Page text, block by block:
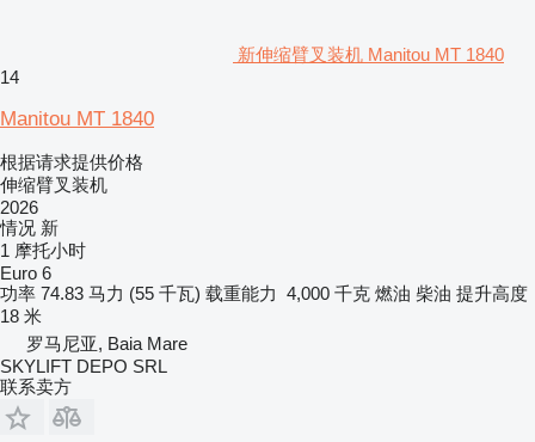
新伸缩臂叉装机 Manitou MT 1840
14
Manitou MT 1840
根据请求提供价格
伸缩臂叉装机
2026
情况 新
1 摩托小时
Euro 6
功率 74.83 马力 (55 千瓦) 载重能力 4,000 千克 燃油 柴油 提升高度
18 米
罗马尼亚, Baia Mare
SKYLIFT DEPO SRL
联系卖方